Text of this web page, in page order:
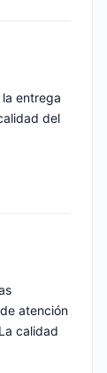
entrega
del
atención
calidad